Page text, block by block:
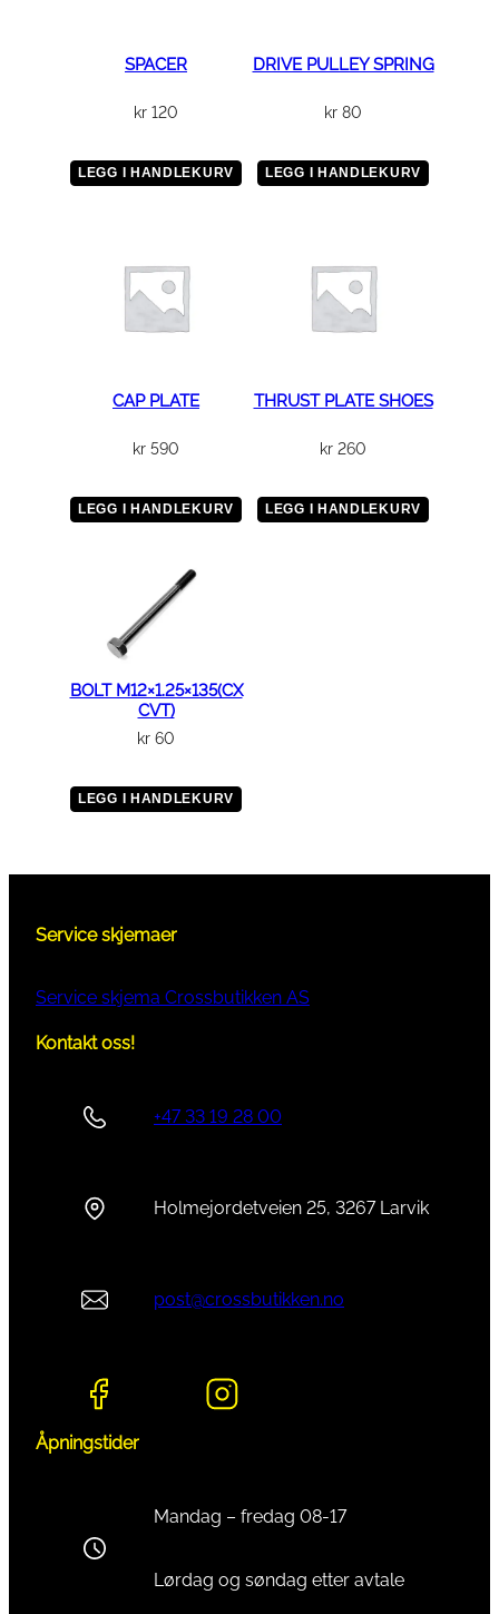
SPACER
kr 120
LEGG I HANDLEKURV
DRIVE PULLEY SPRING
kr 80
LEGG I HANDLEKURV
CAP PLATE
kr 590
LEGG I HANDLEKURV
THRUST PLATE SHOES
kr 260
LEGG I HANDLEKURV
BOLT M12×1.25×135(CX
CVT)
kr 60
LEGG I HANDLEKURV
Service skjemaer
Service skjema Crossbutikken AS
Kontakt oss!
+47 33 19 28 00
Holmejordetveien 25, 3267 Larvik
post@crossbutikken.no
Åpningstider
Mandag – fredag 08-17
Lørdag og søndag etter avtale